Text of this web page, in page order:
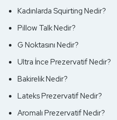
Kadınlarda Squirting Nedir?
Pillow Talk Nedir?
G Noktasını Nedir?
Ultra İnce Prezervatif Nedir?
Bakirelik Nedir?
Lateks Prezervatif Nedir?
Aromalı Prezervatif Nedir?